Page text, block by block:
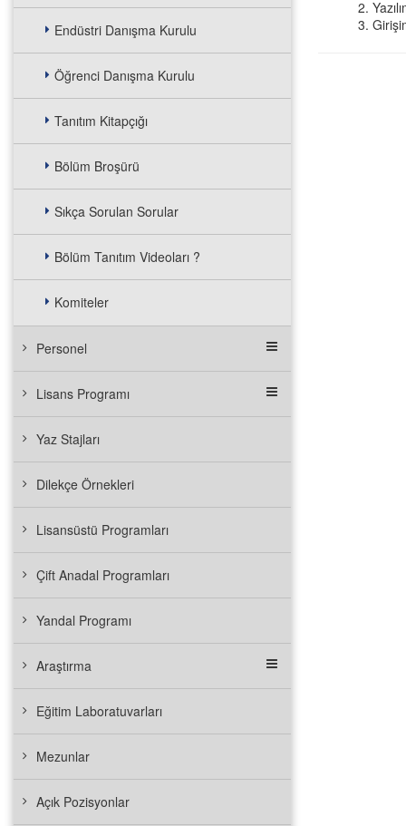
Endüstri Danışma Kurulu
Öğrenci Danışma Kurulu
Tanıtım Kitapçığı
Bölüm Broşürü
Sıkça Sorulan Sorular
Bölüm Tanıtım Videoları ?
Komiteler
Personel
Lisans Programı
Yaz Stajları
Dilekçe Örnekleri
Lisansüstü Programları
Çift Anadal Programları
Yandal Programı
Araştırma
Eğitim Laboratuvarları
Mezunlar
Açık Pozisyonlar